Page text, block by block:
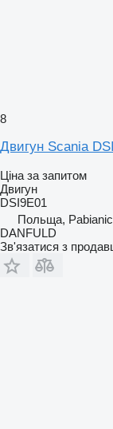
8
Двигун Scania
Ціна за запитом
Двигун
DSI9E01
Польща,
DANFULD
Зв'язатися з